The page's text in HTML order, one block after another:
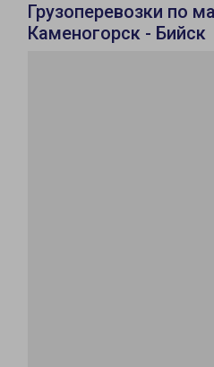
Грузоперевозки по
Каменогорск - Бийск